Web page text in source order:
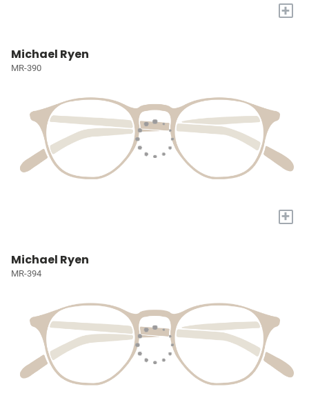
+
Michael Ryen
MR-390
+
Michael Ryen
MR-394